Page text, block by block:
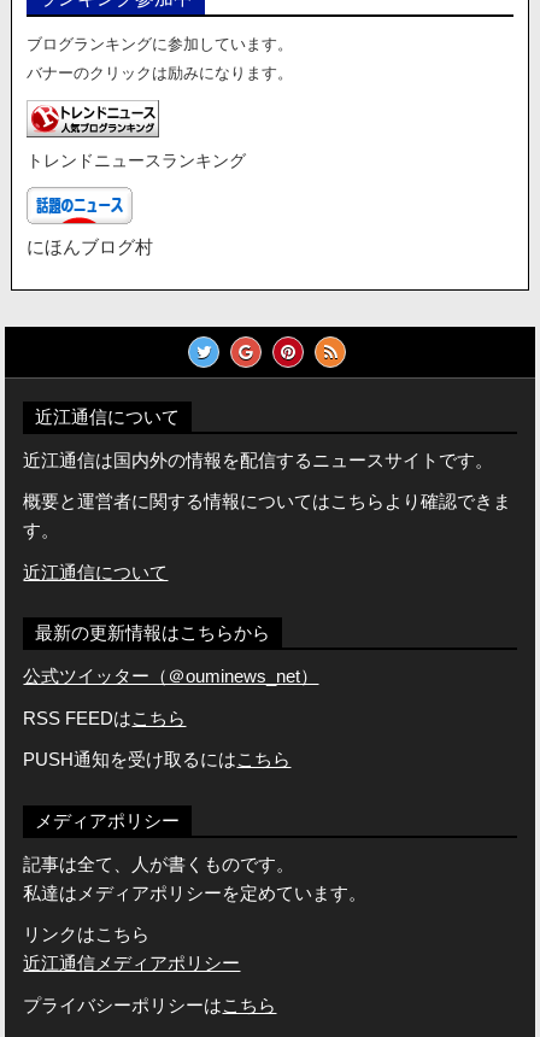
ブログランキングに参加しています。
バナーのクリックは励みになります。
トレンドニュースランキング
にほんブログ村
近江通信について
近江通信は国内外の情報を配信するニュースサイトです。
概要と運営者に関する情報についてはこちらより確認できま
す。
近江通信について
最新の更新情報はこちらから
公式ツイッター（＠ouminews_net）
RSS FEEDはこちら
PUSH通知を受け取るにはこちら
メディアポリシー
記事は全て、人が書くものです。
私達はメディアポリシーを定めています。
リンクはこちら
近江通信メディアポリシー
プライバシーポリシーはこちら